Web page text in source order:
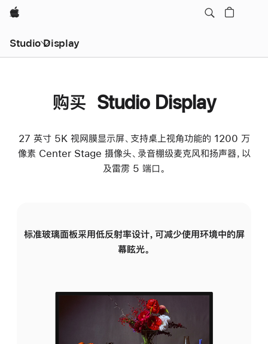
Apple
Studio Display
购买 Studio Display
27 英寸 5K 视网膜显示屏、支持桌上视角功能的 1200 万
像素 Center Stage 摄像头、录音棚级麦克风和扬声器，以
及雷雳 5 端口。
标准玻璃面板采用低反射率设计，可减少使用环境中的屏
幕眩光。